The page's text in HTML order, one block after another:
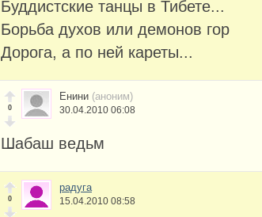
Буддистские танцы в Тибете...
Борьба духов или демонов гор
Дорога, а по ней кареты...
0
Енини (аноним)
30.04.2010 06:08
Шабаш ведьм
0
радуга
15.04.2010 08:58